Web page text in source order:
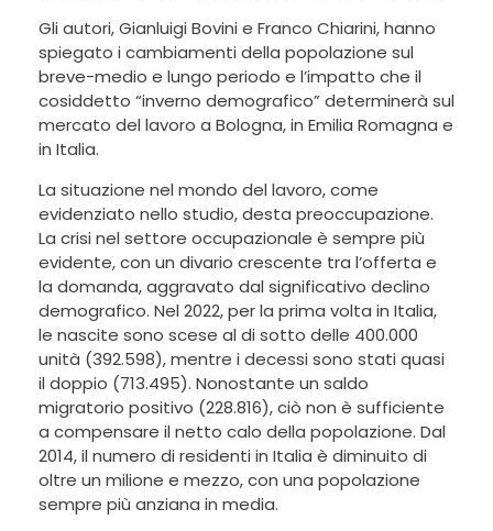
Gli autori, Gianluigi Bovini e Franco Chiarini, hanno
spiegato i cambiamenti della popolazione sul
breve-medio e lungo periodo e l’impatto che il
cosiddetto “inverno demografico” determinerà sul
mercato del lavoro a Bologna, in Emilia Romagna e
in Italia.
La situazione nel mondo del lavoro, come
evidenziato nello studio, desta preoccupazione.
La crisi nel settore occupazionale è sempre più
evidente, con un divario crescente tra l’offerta e
la domanda, aggravato dal significativo declino
demografico. Nel 2022, per la prima volta in Italia,
le nascite sono scese al di sotto delle 400.000
unità (392.598), mentre i decessi sono stati quasi
il doppio (713.495). Nonostante un saldo
migratorio positivo (228.816), ciò non è sufficiente
a compensare il netto calo della popolazione. Dal
2014, il numero di residenti in Italia è diminuito di
oltre un milione e mezzo, con una popolazione
sempre più anziana in media.